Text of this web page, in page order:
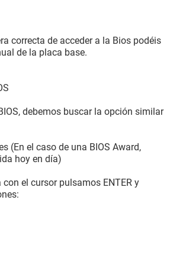
correcta de acceder a la Bios podéis
de la placa base.
debemos buscar la opción similar
(En el caso de una BIOS Award,
hoy en día)
el cursor pulsamos ENTER y